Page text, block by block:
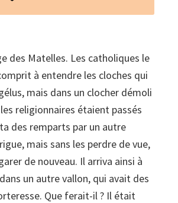
des Matelles. Les catholiques le
à entendre les cloches qui
mais dans un clocher démoli
religionnaires étaient passés
des remparts par un autre
mais sans les perdre de vue,
de nouveau. Il arriva ainsi à
un autre vallon, qui avait des
Que ferait-il ? Il était